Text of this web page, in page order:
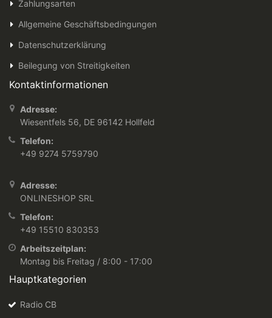
Zahlungsarten
Allgemeine Geschäftsbedingungen
Datenschutzerklärung
Beilegung von Streitigkeiten
Kontaktinformationen
Adresse:
Wiesentfels 56, DE 96142 Hollfeld
Telefon:
+49 9274 5759790
Adresse:
ONLINESHOP SRL
Telefon:
+49 15510 830353
Arbeitszeitplan:
Montag bis Freitag / 8:00 - 17:00
Hauptkategorien
Radio CB